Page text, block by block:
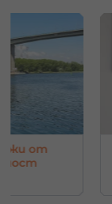
от
мост